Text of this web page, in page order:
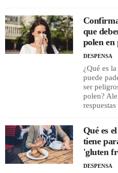
que
polen
DESPENSA
¿Qué es
puede
ser
polen?
respuestas
Qué es
tiene
'gluten
DESPENSA